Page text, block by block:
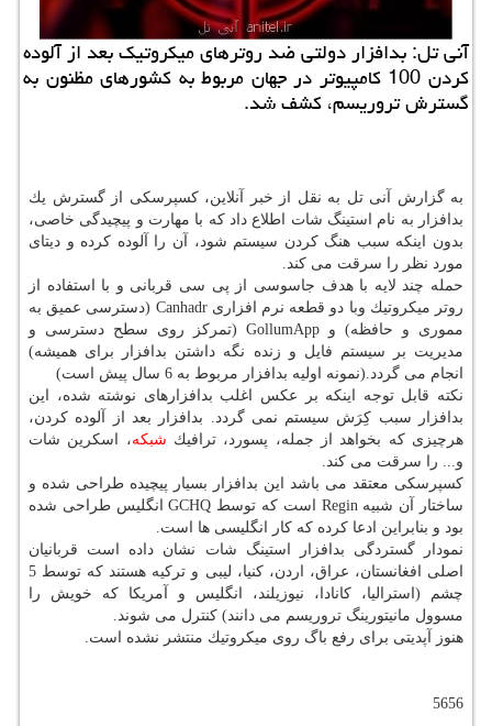
آنی تل: بدافزار دولتی ضد روترهای میكروتیك بعد از آلوده
كردن 100 كامپیوتر در جهان مربوط به كشورهای مظنون به
گسترش تروریسم، كشف شد.
به گزارش آنی تل به نقل از خبر آنلاین، كسپرسكی از گسترش یك
بدافزار به نام استینگ شات اطلاع داد كه با مهارت و پیچیدگی خاصی،
بدون اینكه سبب هنگ كردن سیستم شود، آن را آلوده كرده و دیتای
مورد نظر را سرقت می كند.
حمله چند لایه با هدف جاسوسی از پی سی قربانی و با استفاده از
روتر میكروتیك وبا دو قطعه نرم افزاری Canhadr (دسترسی عمیق به
مموری و حافظه) و GollumApp (تمركز روی سطح دسترسی و
مدیریت بر سیستم فایل و زنده نگه داشتن بدافزار برای همیشه)
انجام می گردد.(نمونه اولیه بدافزار مربوط به 6 سال پیش است)
نكته قابل توجه اینكه بر عكس اغلب بدافزارهای نوشته شده، این
بدافزار سبب كِرَش سیستم نمی گردد. بدافزار بعد از آلوده كردن،
هرچیزی كه بخواهد از جمله، پسورد، ترافیك شبكه، اسكرین شات
و... را سرقت می كند.
كسپرسكی معتقد می باشد این بدافزار بسیار پیچیده طراحی شده و
ساختار آن شبیه Regin است كه توسط GCHQ انگلیس طراحی شده
بود و بنابراین ادعا كرده كه كار انگلیسی ها است.
نمودار گستردگی بدافزار استینگ شات نشان داده است قربانیان
اصلی افغانستان، عراق، اردن، كنیا، لیبی و تركیه هستند كه توسط 5
چشم (استرالیا، كانادا، نیوزیلند، انگلیس و آمریكا كه خویش را
مسوول مانیتورینگ تروریسم می دانند) كنترل می شوند.
هنوز آپدیتی برای رفع باگ روی میكروتیك منتشر نشده است.
5656